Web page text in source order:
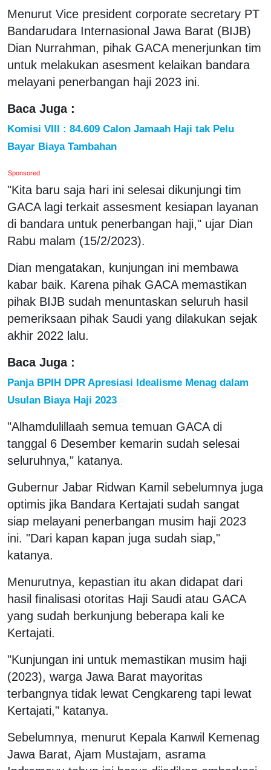
Menurut Vice president corporate secretary PT
Bandarudara Internasional Jawa Barat (BIJB)
Dian Nurrahman, pihak GACA menerjunkan tim
untuk melakukan asesment kelaikan bandara
melayani penerbangan haji 2023 ini.
Baca Juga :
Komisi VIII : 84.609 Calon Jamaah Haji tak Pelu
Bayar Biaya Tambahan
Sponsored
"Kita baru saja hari ini selesai dikunjungi tim
GACA lagi terkait assesment kesiapan layanan
di bandara untuk penerbangan haji," ujar Dian
Rabu malam (15/2/2023).
Dian mengatakan, kunjungan ini membawa
kabar baik. Karena pihak GACA memastikan
pihak BIJB sudah menuntaskan seluruh hasil
pemeriksaan pihak Saudi yang dilakukan sejak
akhir 2022 lalu.
Baca Juga :
Panja BPIH DPR Apresiasi Idealisme Menag dalam
Usulan Biaya Haji 2023
"Alhamdulillaah semua temuan GACA di
tanggal 6 Desember kemarin sudah selesai
seluruhnya," katanya.
Gubernur Jabar Ridwan Kamil sebelumnya juga
optimis jika Bandara Kertajati sudah sangat
siap melayani penerbangan musim haji 2023
ini. "Dari kapan kapan juga sudah siap,"
katanya.
Menurutnya, kepastian itu akan didapat dari
hasil finalisasi otoritas Haji Saudi atau GACA
yang sudah berkunjung beberapa kali ke
Kertajati.
"Kunjungan ini untuk memastikan musim haji
(2023), warga Jawa Barat mayoritas
terbangnya tidak lewat Cengkareng tapi lewat
Kertajati," katanya.
Sebelumnya, menurut Kepala Kanwil Kemenag
Jawa Barat, Ajam Mustajam, asrama